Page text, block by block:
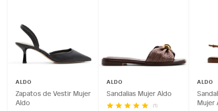
ALDO
Zapatos de Vestir Mujer
Aldo
ALDO
Sandalias Mujer Aldo
(1)
ALDO
Mujer